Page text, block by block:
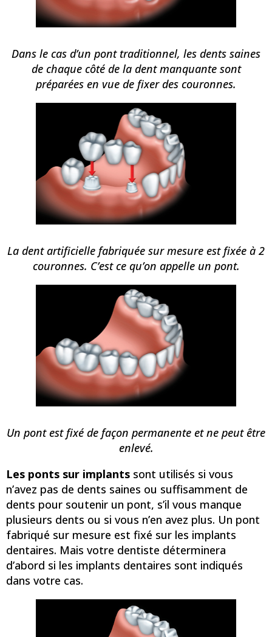
Dans le cas d’un pont traditionnel, les dents saines
de chaque côté de la dent manquante sont
préparées en vue de fixer des couronnes.
La dent artificielle fabriquée sur mesure est fixée à 2
couronnes. C’est ce qu’on appelle un pont.
Un pont est fixé de façon permanente et ne peut être
enlevé.
Les ponts sur implants sont utilisés si vous
n’avez pas de dents saines ou suffisamment de
dents pour soutenir un pont, s’il vous manque
plusieurs dents ou si vous n’en avez plus. Un pont
fabriqué sur mesure est fixé sur les implants
dentaires. Mais votre dentiste déterminera
d’abord si les implants dentaires sont indiqués
dans votre cas.